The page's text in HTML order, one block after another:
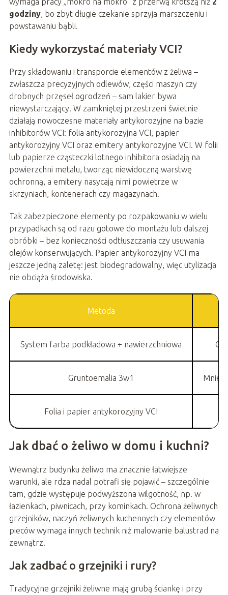
godziny, bo zbyt długie czekanie sprzyja marszczeniu i
powstawaniu bąbli.
Kiedy wykorzystać materiały VCI?
Przy składowaniu i transporcie elementów z żeliwa –
zwłaszcza precyzyjnych odlewów, części maszyn czy
drobnych przęseł ogrodzeń – sam lakier bywa
niewystarczający. W zamkniętej przestrzeni świetnie
działają nowoczesne materiały antykorozyjne na bazie
inhibitorów VCI: folia antykorozyjna VCI, papier
antykorozyjny VCI oraz emitery antykorozyjne VCI. W folii
lub papierze cząsteczki lotnego inhibitora osiadają na
powierzchni metalu, tworząc niewidoczną warstwę
ochronną, a emitery nasycają nimi powietrze w
skrzyniach, kontenerach czy magazynach.
Tak zabezpieczone elementy po rozpakowaniu w wielu
przypadkach są od razu gotowe do montażu lub dalszej
obróbki – bez konieczności odtłuszczania czy usuwania
olejów konserwujących. Papier antykorozyjny VCI ma
jeszcze jedną zaletę: jest biodegradowalny, więc utylizacja
nie obciąża środowiska.
Metoda
System farba podkładowa + nawierzchniowa
Gruntoemalia 3w1
Folia i papier antykorozyjny VCI
Jak dbać o żeliwo w domu i kuchni?
Wewnątrz budynku żeliwo ma znacznie łatwiejsze
warunki, ale rdza nadal potrafi się pojawić – szczególnie
tam, gdzie występuje podwyższona wilgotność, np. w
łazienkach, piwnicach, przy kominkach. Ochrona żeliwnych
grzejników, naczyń żeliwnych kuchennych czy elementów
pieców wymaga innych technik niż malowanie balustrad na
zewnątrz.
Jak zadbać o grzejniki i rury?
Tradycyjne grzejniki żeliwne mają grubą ściankę i przy